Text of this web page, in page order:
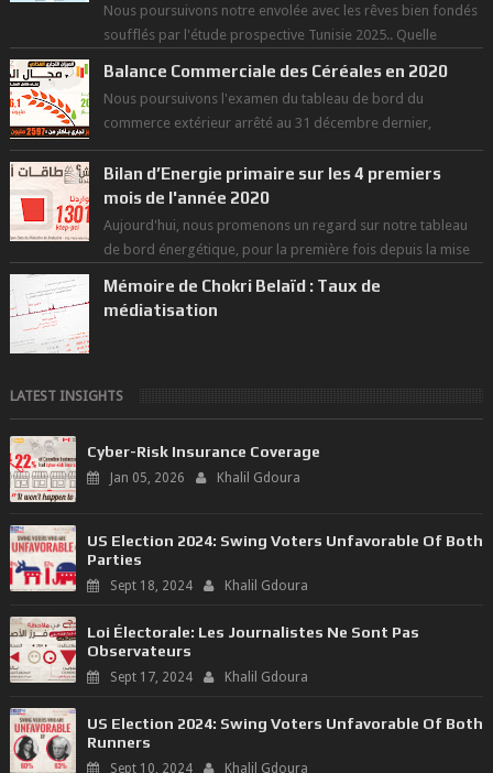
Nous poursuivons notre envolée avec les rêves bien fondés
soufflés par l'étude prospective Tunisie 2025.. Quelle
Balance Commerciale des Céréales en 2020
Nous poursuivons l'examen du tableau de bord du
commerce extérieur arrêté au 31 décembre dernier,
rendant compte de nos prouesses et man...
Bilan d’Energie primaire sur les 4 premiers
mois de l'année 2020
Aujourd'hui, nous promenons un regard sur notre tableau
de bord énergétique, pour la première fois depuis la mise
Mémoire de Chokri Belaïd : Taux de
médiatisation
LATEST INSIGHTS
Cyber-Risk Insurance Coverage
Jan 05, 2026 Khalil Gdoura
US Election 2024: Swing Voters Unfavorable Of Both
Parties
Sept 18, 2024 Khalil Gdoura
Loi Électorale: Les Journalistes Ne Sont Pas
Observateurs
Sept 17, 2024 Khalil Gdoura
US Election 2024: Swing Voters Unfavorable Of Both
Runners
Sept 10, 2024 Khalil Gdoura